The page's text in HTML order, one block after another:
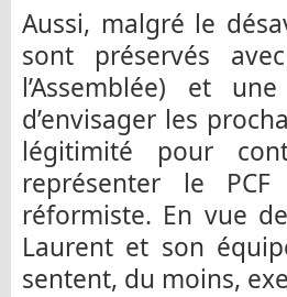
Aussi, malgré le
sont préservés
l’Assemblée) et
d’envisager les
légitimité pour
représenter le
réformiste. En vue
Laurent et son
sentent, du moins,